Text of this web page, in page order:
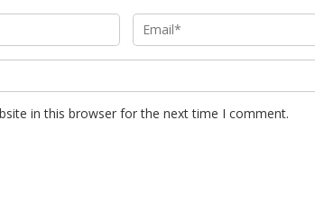
in this browser for the next time I comment.